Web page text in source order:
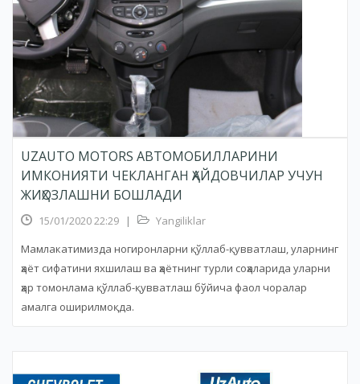
UZAUTO MOTORS АВТОМОБИЛЛАРИНИ
ИМКОНИЯТИ ЧЕКЛАНГАН ҲАЙДОВЧИЛАР УЧУН
ЖИҲОЗЛАШНИ БОШЛАДИ
15/01/2020 22:29 |
Yangiliklar
Мамлакатимизда ногиронларни қўллаб-қувватлаш, уларнинг
ҳаёт сифатини яхшилаш ва ҳаётнинг турли соҳаларида уларни
ҳар томонлама қўллаб-қувватлаш бўйича фаол чоралар
амалга оширилмоқда.